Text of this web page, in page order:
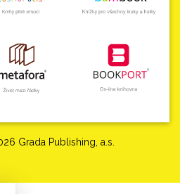
Grada Publishing, a.s.